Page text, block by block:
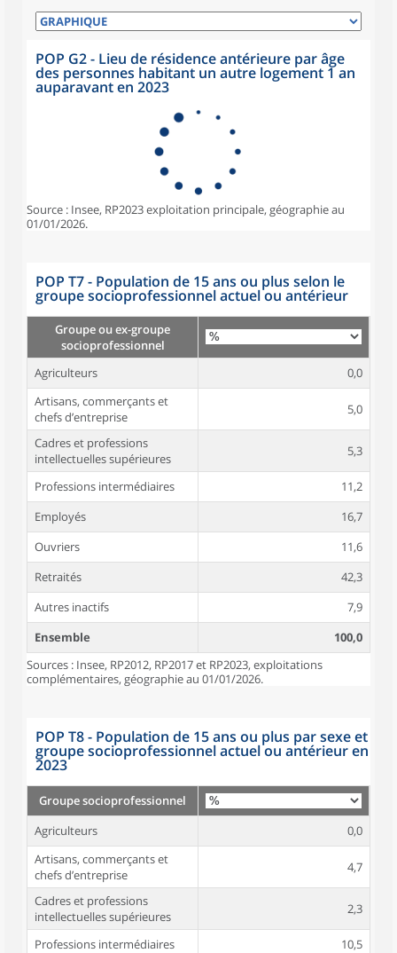
POP G2 - Lieu de résidence antérieure par âge
des personnes habitant un autre logement 1 an
auparavant en 2023
Source : Insee, RP2023 exploitation principale, géographie au
01/01/2026.
POP T7 - Population de 15 ans ou plus selon le
groupe socioprofessionnel actuel ou antérieur
Groupe ou ex-groupe
socioprofessionnel
Agriculteurs
0,0
Artisans, commerçants et
chefs d’entreprise
5,0
Cadres et professions
intellectuelles supérieures
5,3
Professions intermédiaires
11,2
Employés
16,7
Ouvriers
11,6
Retraités
42,3
Autres inactifs
7,9
Ensemble
100,0
Sources : Insee, RP2012, RP2017 et RP2023, exploitations
complémentaires, géographie au 01/01/2026.
POP T8 - Population de 15 ans ou plus par sexe et
groupe socioprofessionnel actuel ou antérieur en
2023
Groupe socioprofessionnel
Agriculteurs
0,0
Artisans, commerçants et
chefs d’entreprise
4,7
Cadres et professions
intellectuelles supérieures
2,3
Professions intermédiaires
10,5